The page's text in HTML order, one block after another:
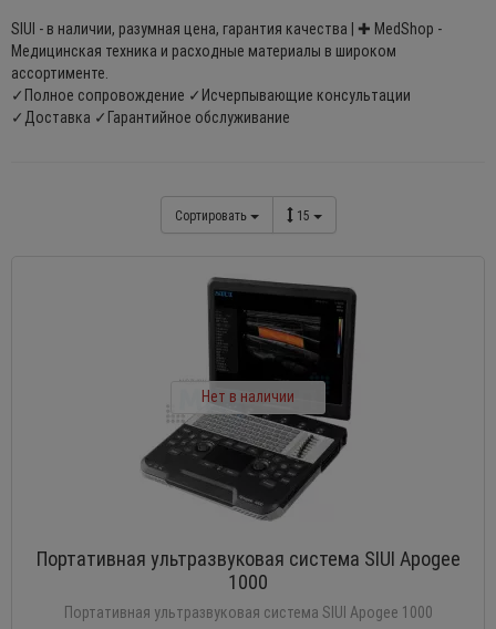
SIUI - в наличии, разумная цена, гарантия качества | ✚ MedShop -
Медицинская техника и расходные материалы в широком
ассортименте.
✓Полное сопровождение ✓Исчерпывающие консультации
✓Доставка ✓Гарантийное обслуживание
Сортировать 15
Нет в наличии
Портативная ультразвуковая система SIUI Apogee
1000
Портативная ультразвуковая система SIUI Apogee 1000